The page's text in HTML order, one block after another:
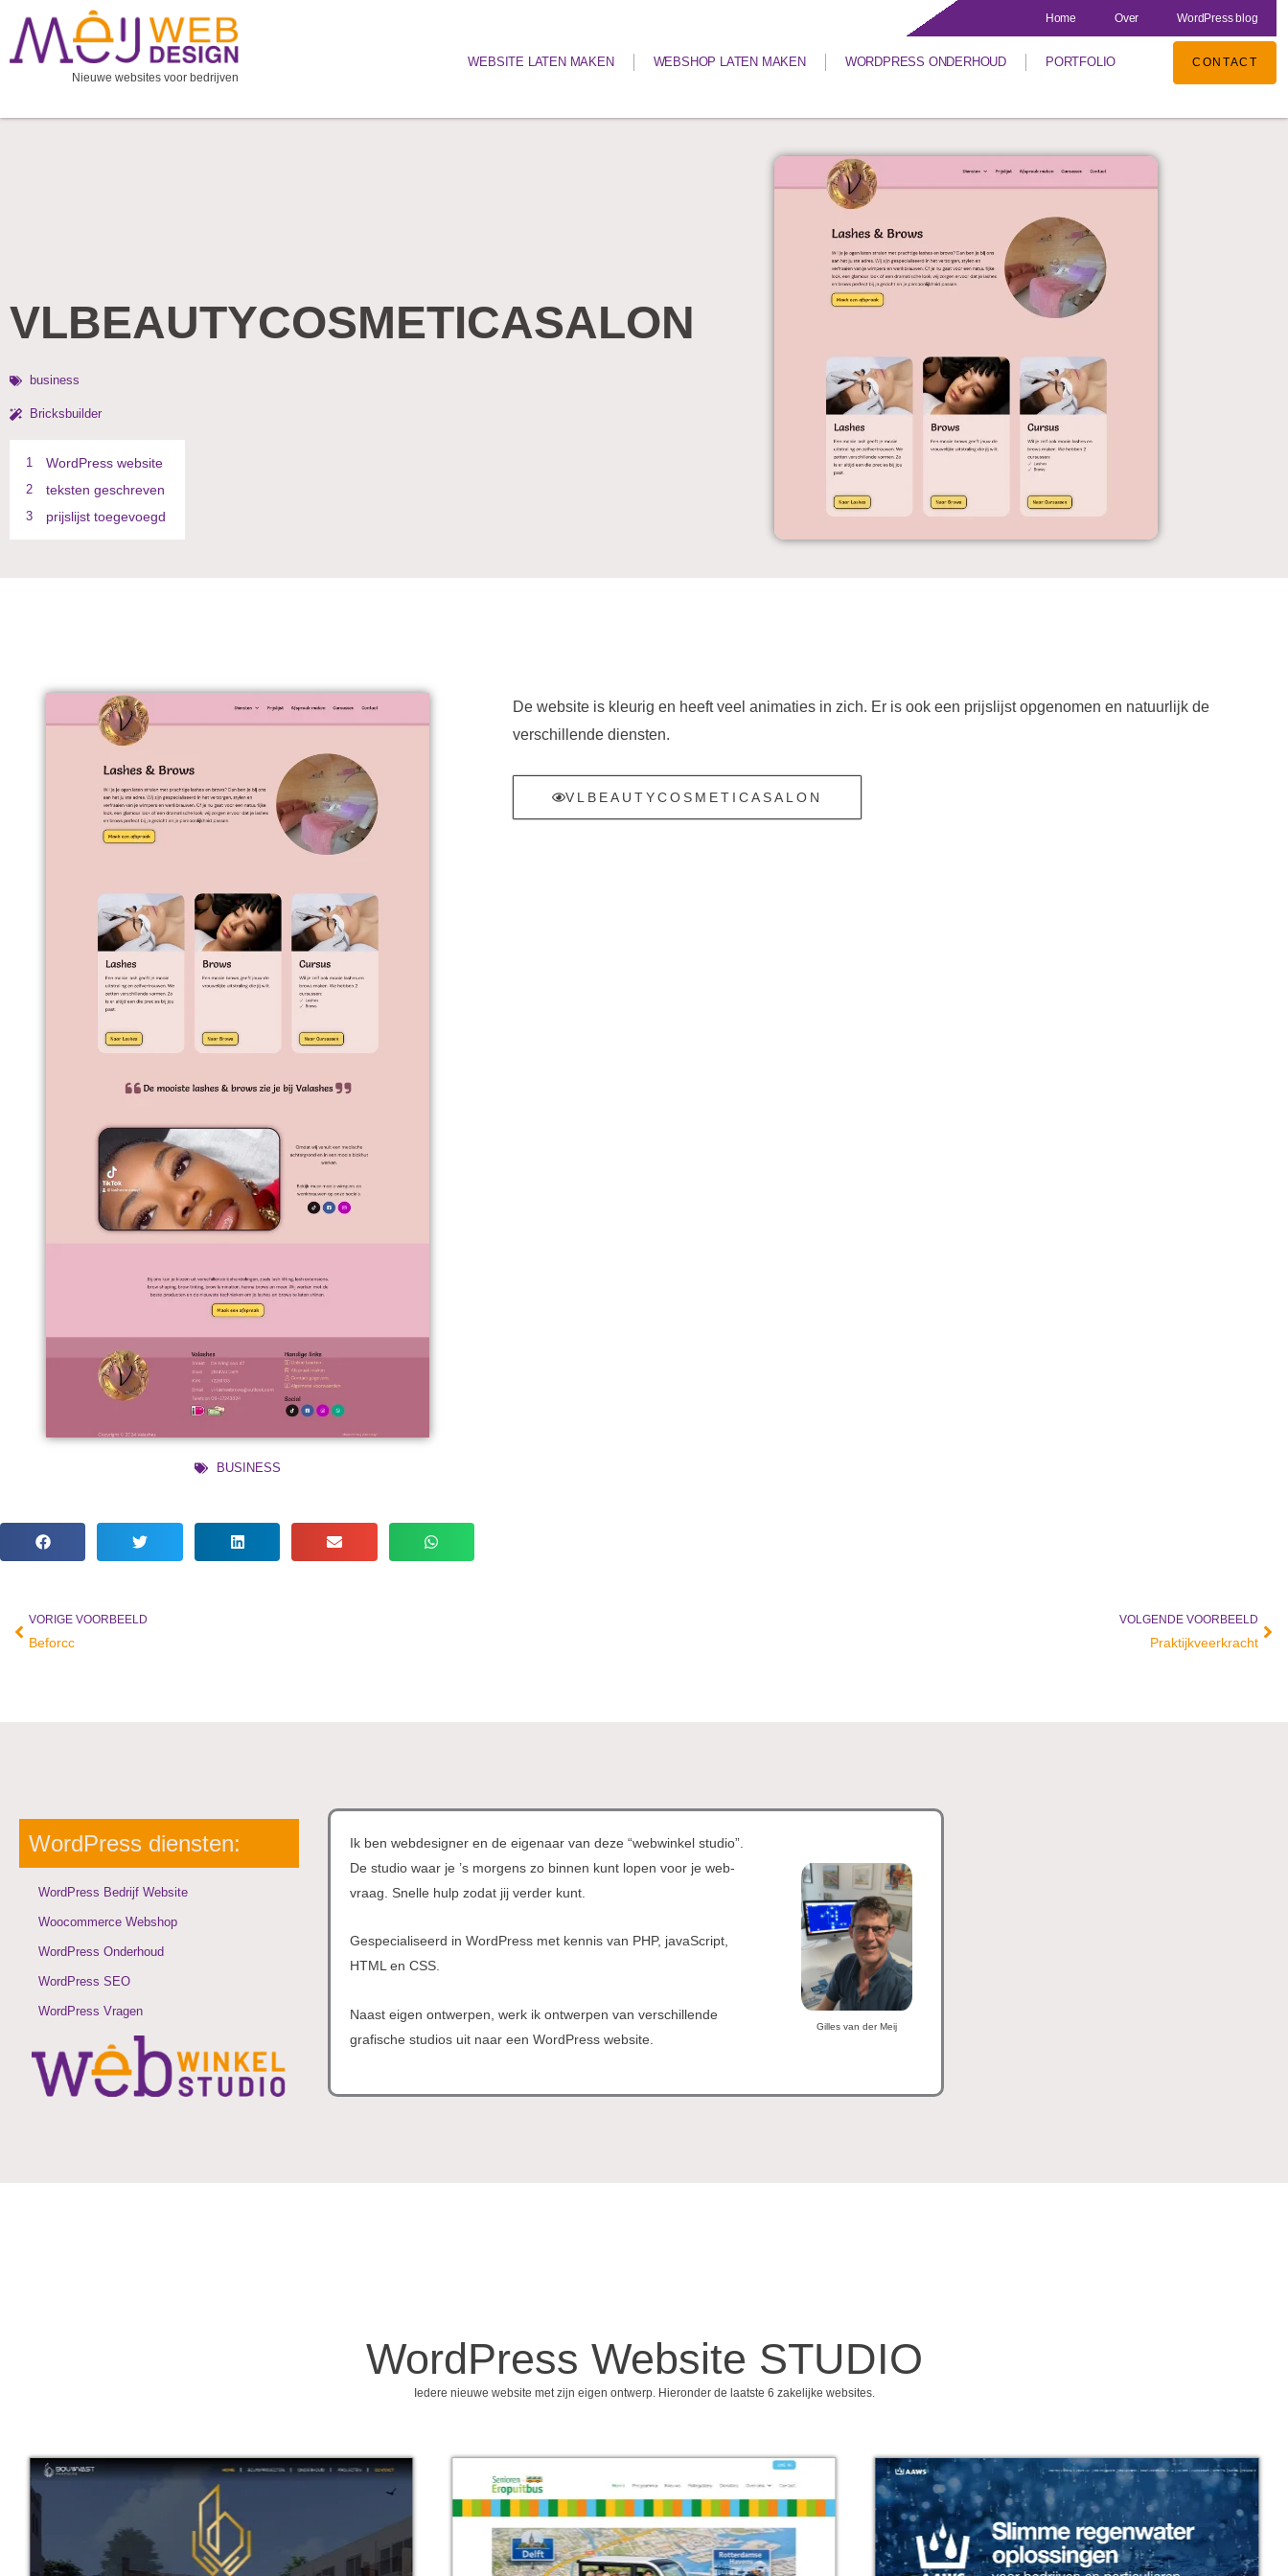
naar
Nieuwe websites voor bedrijven
Home Over WordPress blog
WEBSITE LATEN MAKEN WEBSHOP LATEN MAKEN WORDPRESS ONDERHOUD PORTFOLIO CONTACT
VLBEAUTYCOSMETICASALON
business
Bricksbuilder
1 WordPress website
2 teksten geschreven
3 prijslijst toegevoegd
BUSINESS
De website is kleurig en heeft veel animaties in zich. Er is ook een prijslijst opgenomen en natuurlijk de
verschillende diensten.
VLBEAUTYCOSMETICASALON
Vorige
VORIGE VOORBEELD
Beforcc
VOLGENDE VOORBEELD
Praktijkveerkracht
WordPress diensten:
WordPress Bedrijf Website
Woocommerce Webshop
WordPress Onderhoud
WordPress SEO
WordPress Vragen
Ik ben webdesigner en de eigenaar van deze “webwinkel studio”.
De studio waar je ’s morgens zo binnen kunt lopen voor je web-
vraag. Snelle hulp zodat jij verder kunt.
Gespecialiseerd in WordPress met kennis van PHP, javaScript,
HTML en CSS.
Naast eigen ontwerpen, werk ik ontwerpen van verschillende
grafische studios uit naar een WordPress website.
Gilles van der Meij
WordPress Website STUDIO
Iedere nieuwe website met zijn eigen ontwerp. Hieronder de laatste 6 zakelijke websites.